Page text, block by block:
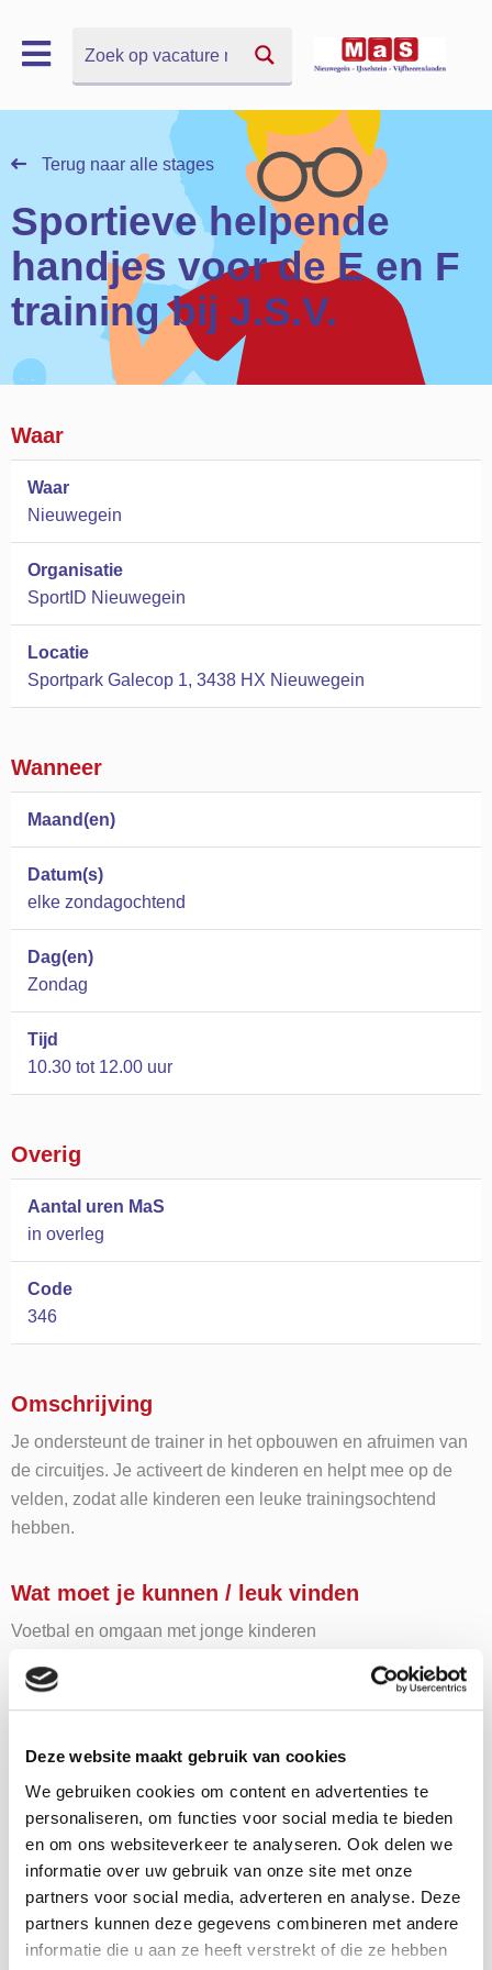
Deze website maakt gebruik van cookies
We gebruiken cookies om content en advertenties te
personaliseren, om functies voor social media te bieden
en om ons websiteverkeer te analyseren. Ook delen we
informatie over uw gebruik van onze site met onze
partners voor social media, adverteren en analyse. Deze
partners kunnen deze gegevens combineren met andere
informatie die u aan ze heeft verstrekt of die ze hebben
Terug naar alle stages
Sportieve helpende
handjes voor de E en F
training bij J.S.V.
Waar
Waar
Nieuwegein
Organisatie
SportID Nieuwegein
Locatie
Sportpark Galecop 1, 3438 HX Nieuwegein
Wanneer
Maand(en)
Datum(s)
elke zondagochtend
Dag(en)
Zondag
Tijd
10.30 tot 12.00 uur
Overig
Aantal uren MaS
in overleg
Code
346
Omschrijving
Je ondersteunt de trainer in het opbouwen en afruimen van
de circuitjes. Je activeert de kinderen en helpt mee op de
velden, zodat alle kinderen een leuke trainingsochtend
hebben.
Wat moet je kunnen / leuk vinden
Voetbal en omgaan met jonge kinderen
Wil je deze MaS
stage gaan doen?
"* " geeft vereiste velden aan
Wachtwoord *